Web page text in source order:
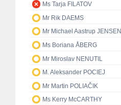
Ms Tarja FILATOV
Mr Rik DAEMS
Mr Michael Aastrup JENSEN
Ms Boriana ÅBERG
Mr Miroslav NENUTIL
M. Aleksander POCIEJ
Mr Martin POLIAČIK
Ms Kerry McCARTHY